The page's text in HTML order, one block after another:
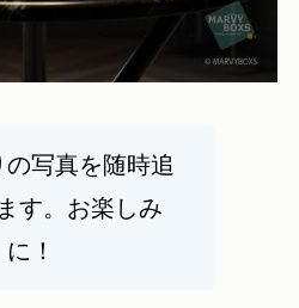
写真を随時追
す。お楽しみ
に！